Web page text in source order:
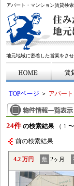
アパート・マンション賃貸検
地元地域に密着した営業をさ
TOPページ ＞ アパー
24件 の検索結果 （ 1
前の検索結果
4.2 万円 敷 2ヶ月